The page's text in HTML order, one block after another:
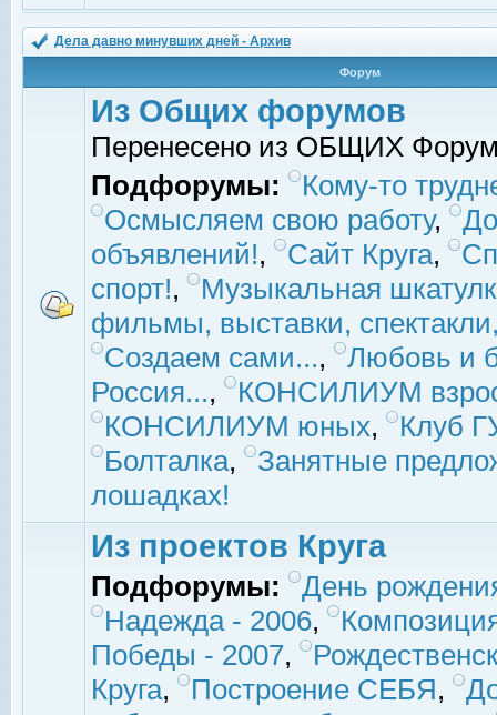
Дела давно минувших дней - Архив
Форум
Из Общих форумов
Перенесено из ОБЩИХ
Подфорумы:
Кому-то
Осмысляем свою работу,
объявлений!, Сайт Круга,
спорт!,
Музыкальная
фильмы, выставки,
Создаем сами...,
Любовь и
Россия...,
КОНСИЛИУМ
КОНСИЛИУМ юных,
Клуб
Болталка,
Занятные
лошадках!
Из проектов Круга
Подфорумы:
День
Надежда - 2006,
Победы - 2007,
Круга, Построение СЕБЯ,